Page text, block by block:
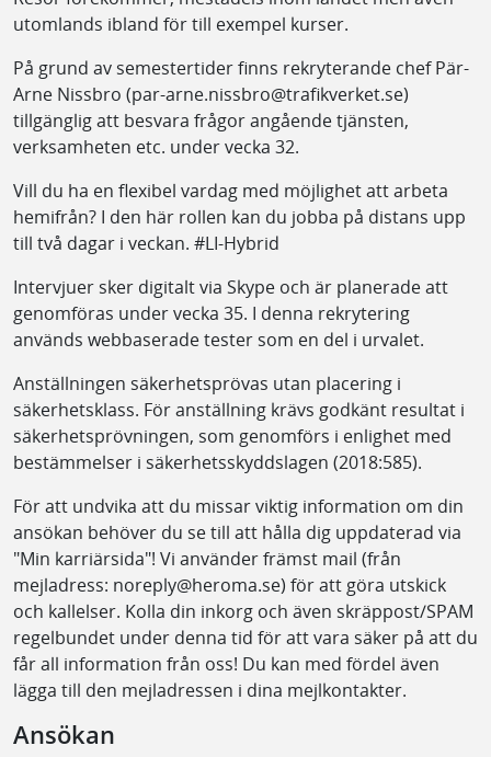
utomlands ibland för till exempel kurser.
På grund av semestertider finns rekryterande chef Pär-
Arne Nissbro (par-arne.nissbro@trafikverket.se)
tillgänglig att besvara frågor angående tjänsten,
verksamheten etc. under vecka 32.
Vill du ha en flexibel vardag med möjlighet att arbeta
hemifrån? I den här rollen kan du jobba på distans upp
till två dagar i veckan. #LI-Hybrid
Intervjuer sker digitalt via Skype och är planerade att
genomföras under vecka 35. I denna rekrytering
används webbaserade tester som en del i urvalet.
Anställningen säkerhetsprövas utan placering i
säkerhetsklass. För anställning krävs godkänt resultat i
säkerhetsprövningen, som genomförs i enlighet med
bestämmelser i säkerhetsskyddslagen (2018:585).
För att undvika att du missar viktig information om din
ansökan behöver du se till att hålla dig uppdaterad via
"Min karriärsida"! Vi använder främst mail (från
mejladress: noreply@heroma.se) för att göra utskick
och kallelser. Kolla din inkorg och även skräppost/SPAM
regelbundet under denna tid för att vara säker på att du
får all information från oss! Du kan med fördel även
lägga till den mejladressen i dina mejlkontakter.
Ansökan